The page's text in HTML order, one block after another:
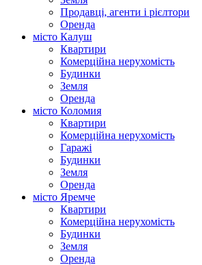
Продавці, агенти і рієлтори
Оренда
місто Калуш
Квартири
Комерційна нерухомість
Будинки
Земля
Оренда
місто Коломия
Квартири
Комерційна нерухомість
Гаражі
Будинки
Земля
Оренда
місто Яремче
Квартири
Комерційна нерухомість
Будинки
Земля
Оренда